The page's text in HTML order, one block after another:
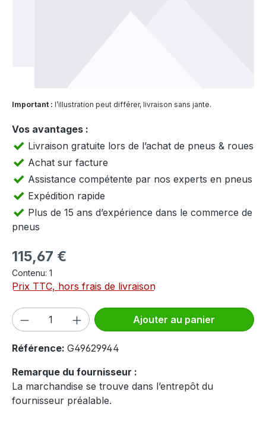
Important : l’illustration peut différer, livraison sans jante.
Vos avantages :
Livraison gratuite lors de l’achat de pneus & roues
Achat sur facture
Assistance compétente par nos experts en pneus
Expédition rapide
Plus de 15 ans d’expérience dans le commerce de
pneus
Prix régulier :
115,67 €
Contenu: 1
Prix TTC, hors frais de livraison
Quantité de produit : Entrez la
Ajouter au panier
Référence: G49629944
Remarque du fournisseur :
La marchandise se trouve dans l’entrepôt du
fournisseur préalable.